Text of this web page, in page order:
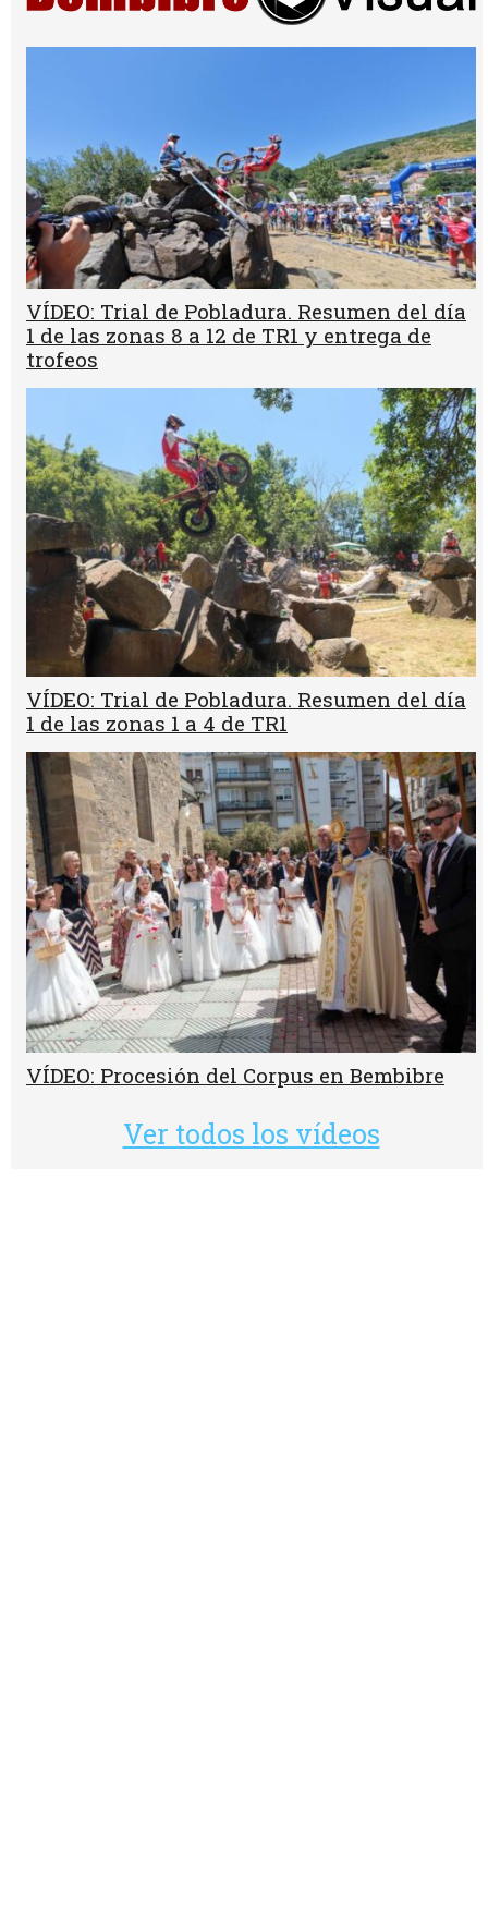
VÍDEO: Trial de Pobladura. Resumen del día
1 de las zonas 8 a 12 de TR1 y entrega de
trofeos
VÍDEO: Trial de Pobladura. Resumen del día
1 de las zonas 1 a 4 de TR1
VÍDEO: Procesión del Corpus en Bembibre
Ver todos los vídeos